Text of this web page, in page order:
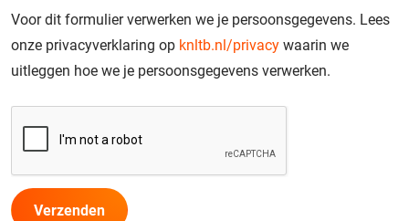
Voor dit formulier verwerken we je persoonsgegevens. Lees
onze privacyverklaring op knltb.nl/privacy waarin we
uitleggen hoe we je persoonsgegevens verwerken.